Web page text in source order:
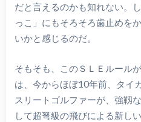
だと言えるのかも知れない。
っこ」にもそろそろ歯止めを
いかと感じるのだ。
そもそも、このＳＬＥルール
は、今からほぼ10年前、タイ
スリートゴルファーが、強靱
して超弩級の飛びによる新し